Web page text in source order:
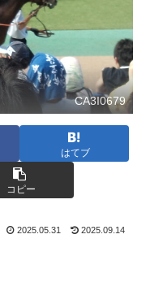
CA3I0679
はてブ
コピー
2025.05.31 2025.09.14